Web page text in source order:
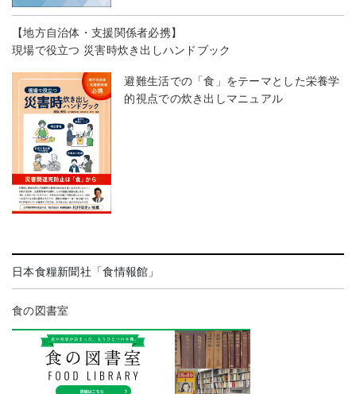
【地方自治体・支援関係者必携】
現場で役立つ 災害時炊き出しハンドブック
避難生活での「食」をテーマとした栄養学
的視点での炊き出しマニュアル
日本食糧新聞社「食情報館」
食の図書室